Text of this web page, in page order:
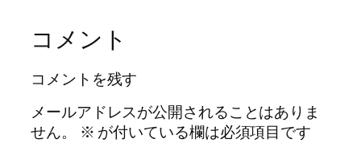
コメント
コメントを残す
メールアドレスが公開されることはありま
せん。
※ が付いている欄は必須項目です